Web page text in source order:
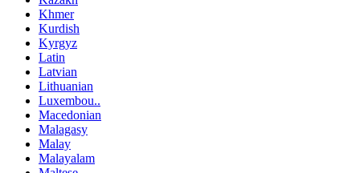
Khmer
Kurdish
Kyrgyz
Latin
Latvian
Lithuanian
Luxembou..
Macedonian
Malagasy
Malay
Malayalam